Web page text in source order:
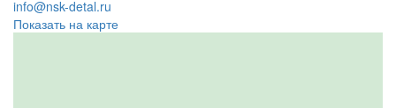
info@nsk-detal.ru
Показать на карте